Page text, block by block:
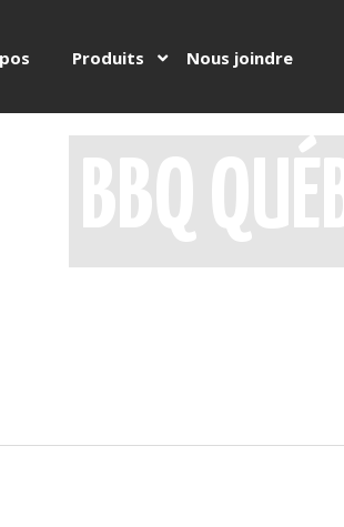
Produits Nous joindre
BBQ